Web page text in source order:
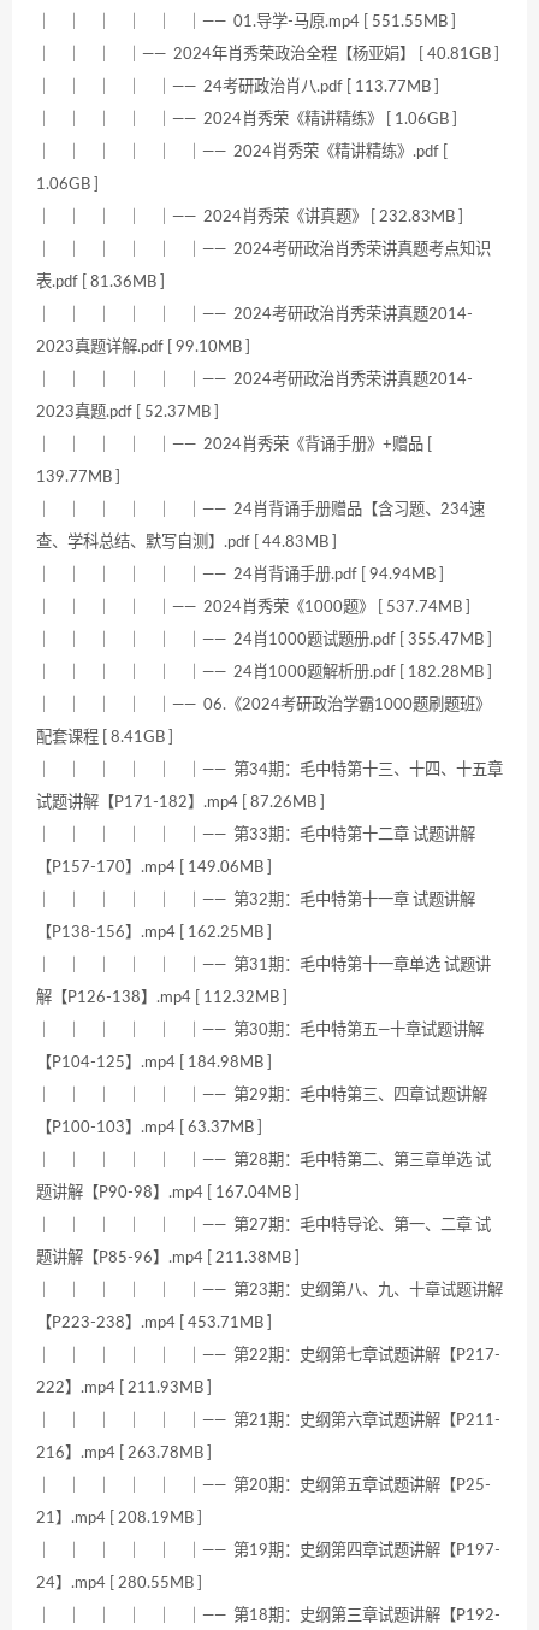
｜ ｜ ｜ ｜ ｜ ｜—— 01.导学-马原.mp4 [ 551.55MB ]
｜ ｜ ｜ ｜—— 2024年肖秀荣政治全程【杨亚娟】 [ 40.81GB ]
｜ ｜ ｜ ｜ ｜—— 24考研政治肖八.pdf [ 113.77MB ]
｜ ｜ ｜ ｜ ｜—— 2024肖秀荣《精讲精练》 [ 1.06GB ]
｜ ｜ ｜ ｜ ｜ ｜—— 2024肖秀荣《精讲精练》.pdf [
1.06GB ]
｜ ｜ ｜ ｜ ｜—— 2024肖秀荣《讲真题》 [ 232.83MB ]
｜ ｜ ｜ ｜ ｜ ｜—— 2024考研政治肖秀荣讲真题考点知识
表.pdf [ 81.36MB ]
｜ ｜ ｜ ｜ ｜ ｜—— 2024考研政治肖秀荣讲真题2014-
2023真题详解.pdf [ 99.10MB ]
｜ ｜ ｜ ｜ ｜ ｜—— 2024考研政治肖秀荣讲真题2014-
2023真题.pdf [ 52.37MB ]
｜ ｜ ｜ ｜ ｜—— 2024肖秀荣《背诵手册》+赠品 [
139.77MB ]
｜ ｜ ｜ ｜ ｜ ｜—— 24肖背诵手册赠品【含习题、234速
查、学科总结、默写自测】.pdf [ 44.83MB ]
｜ ｜ ｜ ｜ ｜ ｜—— 24肖背诵手册.pdf [ 94.94MB ]
｜ ｜ ｜ ｜ ｜—— 2024肖秀荣《1000题》 [ 537.74MB ]
｜ ｜ ｜ ｜ ｜ ｜—— 24肖1000题试题册.pdf [ 355.47MB ]
｜ ｜ ｜ ｜ ｜ ｜—— 24肖1000题解析册.pdf [ 182.28MB ]
｜ ｜ ｜ ｜ ｜—— 06.《2024考研政治学霸1000题刷题班》
配套课程 [ 8.41GB ]
｜ ｜ ｜ ｜ ｜ ｜—— 第34期：毛中特第十三、十四、十五章
试题讲解【P171-182】.mp4 [ 87.26MB ]
｜ ｜ ｜ ｜ ｜ ｜—— 第33期：毛中特第十二章 试题讲解
【P157-170】.mp4 [ 149.06MB ]
｜ ｜ ｜ ｜ ｜ ｜—— 第32期：毛中特第十一章 试题讲解
【P138-156】.mp4 [ 162.25MB ]
｜ ｜ ｜ ｜ ｜ ｜—— 第31期：毛中特第十一章单选 试题讲
解【P126-138】.mp4 [ 112.32MB ]
｜ ｜ ｜ ｜ ｜ ｜—— 第30期：毛中特第五—十章试题讲解
【P104-125】.mp4 [ 184.98MB ]
｜ ｜ ｜ ｜ ｜ ｜—— 第29期：毛中特第三、四章试题讲解
【P100-103】.mp4 [ 63.37MB ]
｜ ｜ ｜ ｜ ｜ ｜—— 第28期：毛中特第二、第三章单选 试
题讲解【P90-98】.mp4 [ 167.04MB ]
｜ ｜ ｜ ｜ ｜ ｜—— 第27期：毛中特导论、第一、二章 试
题讲解【P85-96】.mp4 [ 211.38MB ]
｜ ｜ ｜ ｜ ｜ ｜—— 第23期：史纲第八、九、十章试题讲解
【P223-238】.mp4 [ 453.71MB ]
｜ ｜ ｜ ｜ ｜ ｜—— 第22期：史纲第七章试题讲解【P217-
222】.mp4 [ 211.93MB ]
｜ ｜ ｜ ｜ ｜ ｜—— 第21期：史纲第六章试题讲解【P211-
216】.mp4 [ 263.78MB ]
｜ ｜ ｜ ｜ ｜ ｜—— 第20期：史纲第五章试题讲解【P25-
21】.mp4 [ 208.19MB ]
｜ ｜ ｜ ｜ ｜ ｜—— 第19期：史纲第四章试题讲解【P197-
24】.mp4 [ 280.55MB ]
｜ ｜ ｜ ｜ ｜ ｜—— 第18期：史纲第三章试题讲解【P192-